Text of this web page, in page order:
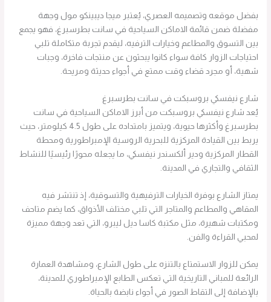
بفضل موقعه وتصميمه العصري، يُعتبر ميجا ديبينكو مول وجهة
مفضلة ضمن قائمة الاماكن السياحية في سانت بطرسبرغ، فهو يجمع
بين التسوق والمطاعم وخيارات الترفيه، ليقدم تجربة متكاملة تلبي
احتياجات الزوار كافة سواء كانوا يبحثون عن منتجات فاخرة، وجبات
شهية، أو مجرد قضاء وقت ممتع في أجواء حديثة ومريحة.
شارع نيفسكي بروسبكت في سانت بطرسبرغ
يُعد شارع نيفسكي بروسبكت من أبرز الاماكن السياحية في سانت
بطرسبرغ وأكثرها حيوية، ويتميز بامتداده على طول 4.5 كيلومتر، حيث
يربط بين القيادة المركزية للبحرية الروسية الإمبراطورية ومحطة
القطار المركزية ودير ألكسندر نيفسكي، ما يجعله محورًا رئيسيًا للنشاط
الثقافي والتجاري في المدينة.
يمتاز الشارع بوفرة الخيارات الترفيهية والتسوقية، إذ تنتشر فيه
المقاهي والمطاعم والمتاجر التي تلبي مختلف الأذواق، كما يضم متاحف
ومكتبات شهيرة، مثل مكتبة كاسا ديل ليبرو، التي تعد وجهة مميزة
لمحبي القراءة والفن.
يمكن للزوار الاستمتاع بالتنزه على طول الشارع، ومشاهدة العمارة
الرائعة للمباني التاريخية التي تعكس الطابع الإمبراطوري للمدينة،
بالإضافة إلى التقاط الصور في أجواء نابضة بالحياة.